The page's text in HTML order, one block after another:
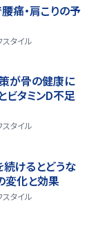
痛・肩こりの予
スタイル
が骨の健康に
ビタミンD不足
スタイル
けるとどうな
変化と効果
スタイル